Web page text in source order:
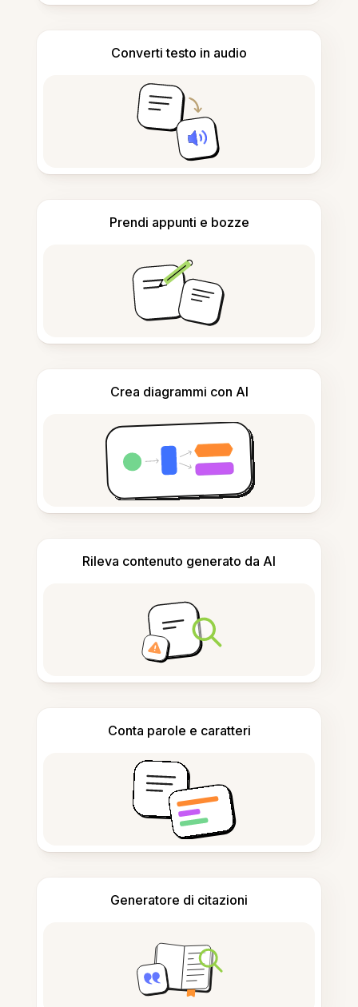
Converti testo in audio
Prendi appunti e bozze
Crea diagrammi con AI
Rileva contenuto generato da AI
Conta parole e caratteri
Generatore di citazioni